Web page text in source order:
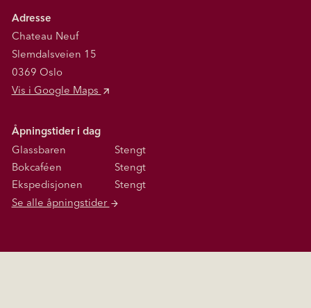
Adresse
Chateau Neuf
Slemdalsveien 15
0369 Oslo
Vis i Google Maps
Åpningstider i dag
Glassbaren
Stengt
Bokcaféen
Stengt
Ekspedisjonen
Stengt
Se alle åpningstider